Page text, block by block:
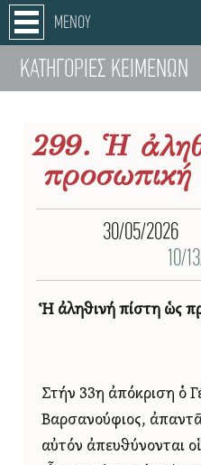
ΜΕΝΟΥ
ΚΑΤΗΓΟΡΙΕΣ ΚΕΙΜΕΝΩΝ
299. Ἡ
προσωπική
30/05/2026
10/
Ἡ ἀληθινή πίστη ὡς
Στήν 33η ἀπόκριση ὁ
Βαρσανούφιος,
αὐτόν ἀπευθύνονται